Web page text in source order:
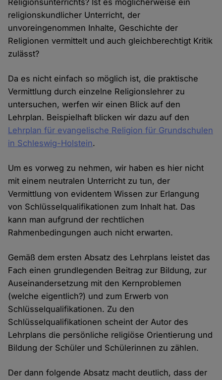
Religionsunterrichts? Ist es möglicherweise ein
religionskundlicher Unterricht, der
unvoreingenommen Inhalte, Geschichte der
Religionen vermittelt und auch gleichberechtigt Kritik
zulässt?
Da es nicht einfach so möglich ist, die praktische
Vermittlung durch einzelne Religionslehrer zu
untersuchen, werfen wir einen Blick auf den
Lehrplan. Beispielhaft blicken wir dazu auf den
Lehrplan für evangelische Religion für Grundschulen
in Schleswig-Holstein.
Um es vorweg zu nehmen, wir haben es hier nicht
mit einem neutralen Unterricht zu tun, der
Vermittlung von evidentem Wissen zur Erlangung
von Schlüsselqualifikationen zum Inhalt hat. Das
kann man aufgrund der rechtlichen
Rahmenbedingungen auch nicht erwarten.
Gemäß dem ersten Absatz des Lehrplans leistet das
Fach einen grundlegenden Beitrag zur Bildung, zur
Auseinandersetzung mit den Kernproblemen
(welche eigentlich?) und zum Erwerb von
Schlüsselqualifikationen. Zu den
Schlüsselqualifikationen scheint der Autor des
Lehrplans die persönliche religiöse Orientierung und
Bildung der Schüler und Schülerinnen zu zählen.
Der dann folgende Absatz macht deutlich, dass der